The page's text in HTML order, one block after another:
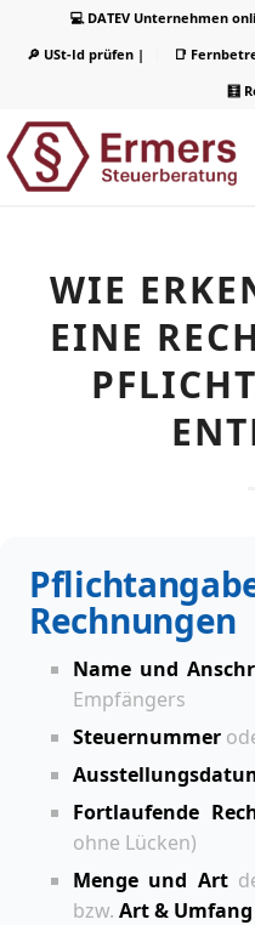
💻 DATEV Unternehmen
🔎 USt-Id prüfen |
📑
🧮
WIE
EINE
Rechnungen
Name und
Empfängers
Steuernummer
Fortlaufende
ohne Lücken)
Menge und Art
bzw. Art & Umfang